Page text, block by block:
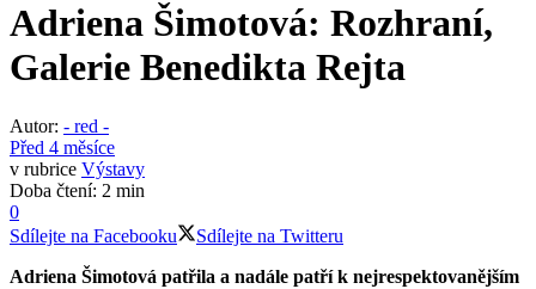
Adriena Šimotová: Rozhraní,
Galerie Benedikta Rejta
Autor: - red -
Před 4 měsíce
v rubrice Výstavy
Doba čtení: 2 min
0
Sdílejte na Facebooku
Sdílejte na Twitteru
Adriena Šimotová patřila a nadále patří k nejrespektovanějším